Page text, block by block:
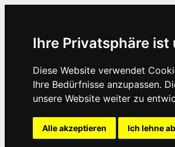
Ihre Privatsphäre ist
Diese Website verwendet
Ihre Bedürfnisse anzupassen.
unsere Website weiter zu
Alle akzeptieren Ich lehne ab